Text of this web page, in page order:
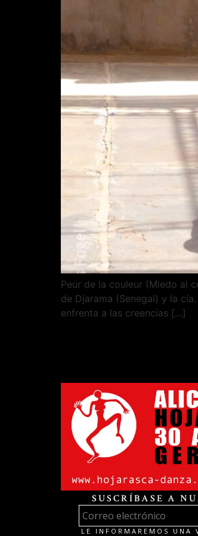
Peur de la couleur (Miedo al
de Djarama (Senegal) y la
enfrenta a las creencias […]
SUSCRÍBASE A
LE INFORMAREMOS UNA